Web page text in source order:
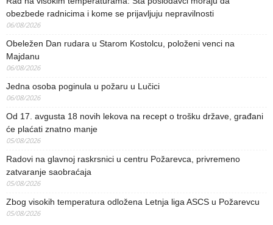
obezbede radnicima i kome se prijavljuju nepravilnosti
06/08/2026
Obeležen Dan rudara u Starom Kostolcu, položeni venci na
Majdanu
06/08/2026
Jedna osoba poginula u požaru u Lučici
06/08/2026
Od 17. avgusta 18 novih lekova na recept o trošku države, građani
će plaćati znatno manje
05/08/2026
Radovi na glavnoj raskrsnici u centru Požarevca, privremeno
zatvaranje saobraćaja
05/08/2026
Zbog visokih temperatura odložena Letnja liga ASCS u Požarevcu
05/08/2026